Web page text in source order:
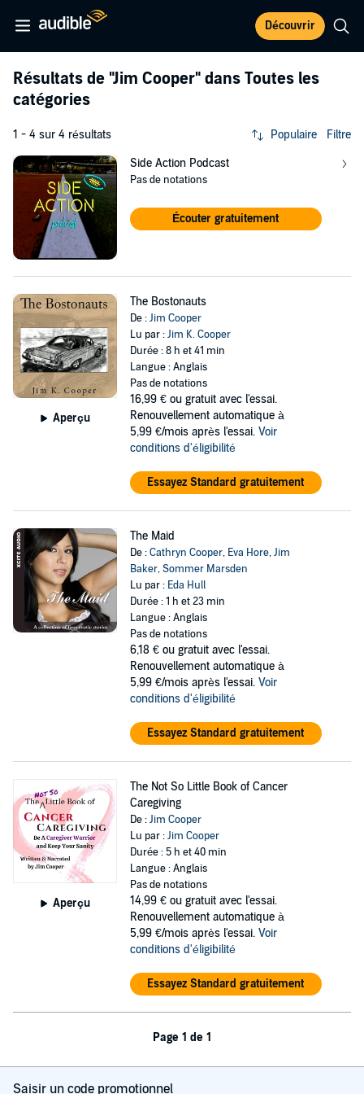
Découvrir
Résultats de "Jim Cooper" dans Toutes les
catégories
1 - 4 sur 4 résultats Populaire Filtre
Side Action Podcast
Pas de notations
Écouter gratuitement
Aperçu
The Bostonauts
De :Jim Cooper
Lu par :Jim K. Cooper
Durée : 8 h et 41 min
Langue : Anglais
Pas de notations
16,99 € ou gratuit avec l'essai.
Renouvellement automatique à
5,99 €/mois après l'essai. Voir
conditions d'éligibilité
Essayez Standard gratuitement
The Maid
De :Cathryn Cooper, Eva Hore,Jim
Baker,Sommer Marsden
Lu par : Eda Hull
Durée : 1 h et 23 min
Langue : Anglais
Pas de notations
6,18 € ou gratuit avec l'essai.
Renouvellement automatique à
5,99 €/mois après l'essai. Voir
conditions d'éligibilité
Essayez Standard gratuitement
Aperçu
The Not So Little Book of Cancer
Caregiving
De :Jim Cooper
Lu par :Jim Cooper
Durée : 5 h et 40 min
Langue : Anglais
Pas de notations
14,99 € ou gratuit avec l'essai.
Renouvellement automatique à
5,99 €/mois après l'essai. Voir
conditions d'éligibilité
Essayez Standard gratuitement
Page 1 de 1
Saisir un code promotionnel